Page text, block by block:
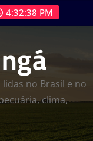
4:32:39 PM
no Brasil e no
clima,